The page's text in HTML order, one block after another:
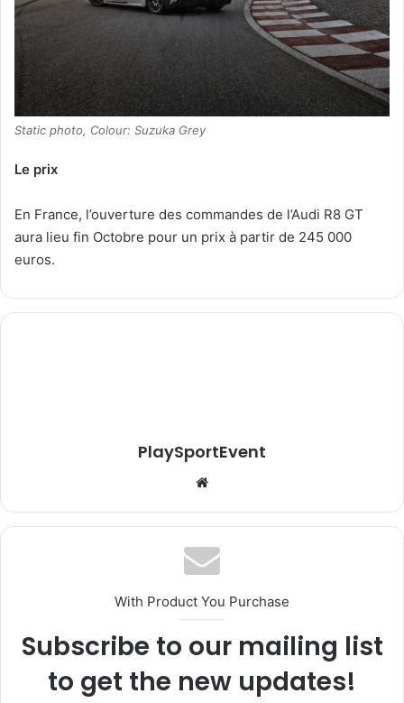
Static photo, Colour: Suzuka Grey
Le prix
En France, l’ouverture des commandes de l’Audi R8 GT
aura lieu fin Octobre pour un prix à partir de 245 000
euros.
PlaySportEvent
With Product You Purchase
Subscribe to our mailing list
to get the new updates!